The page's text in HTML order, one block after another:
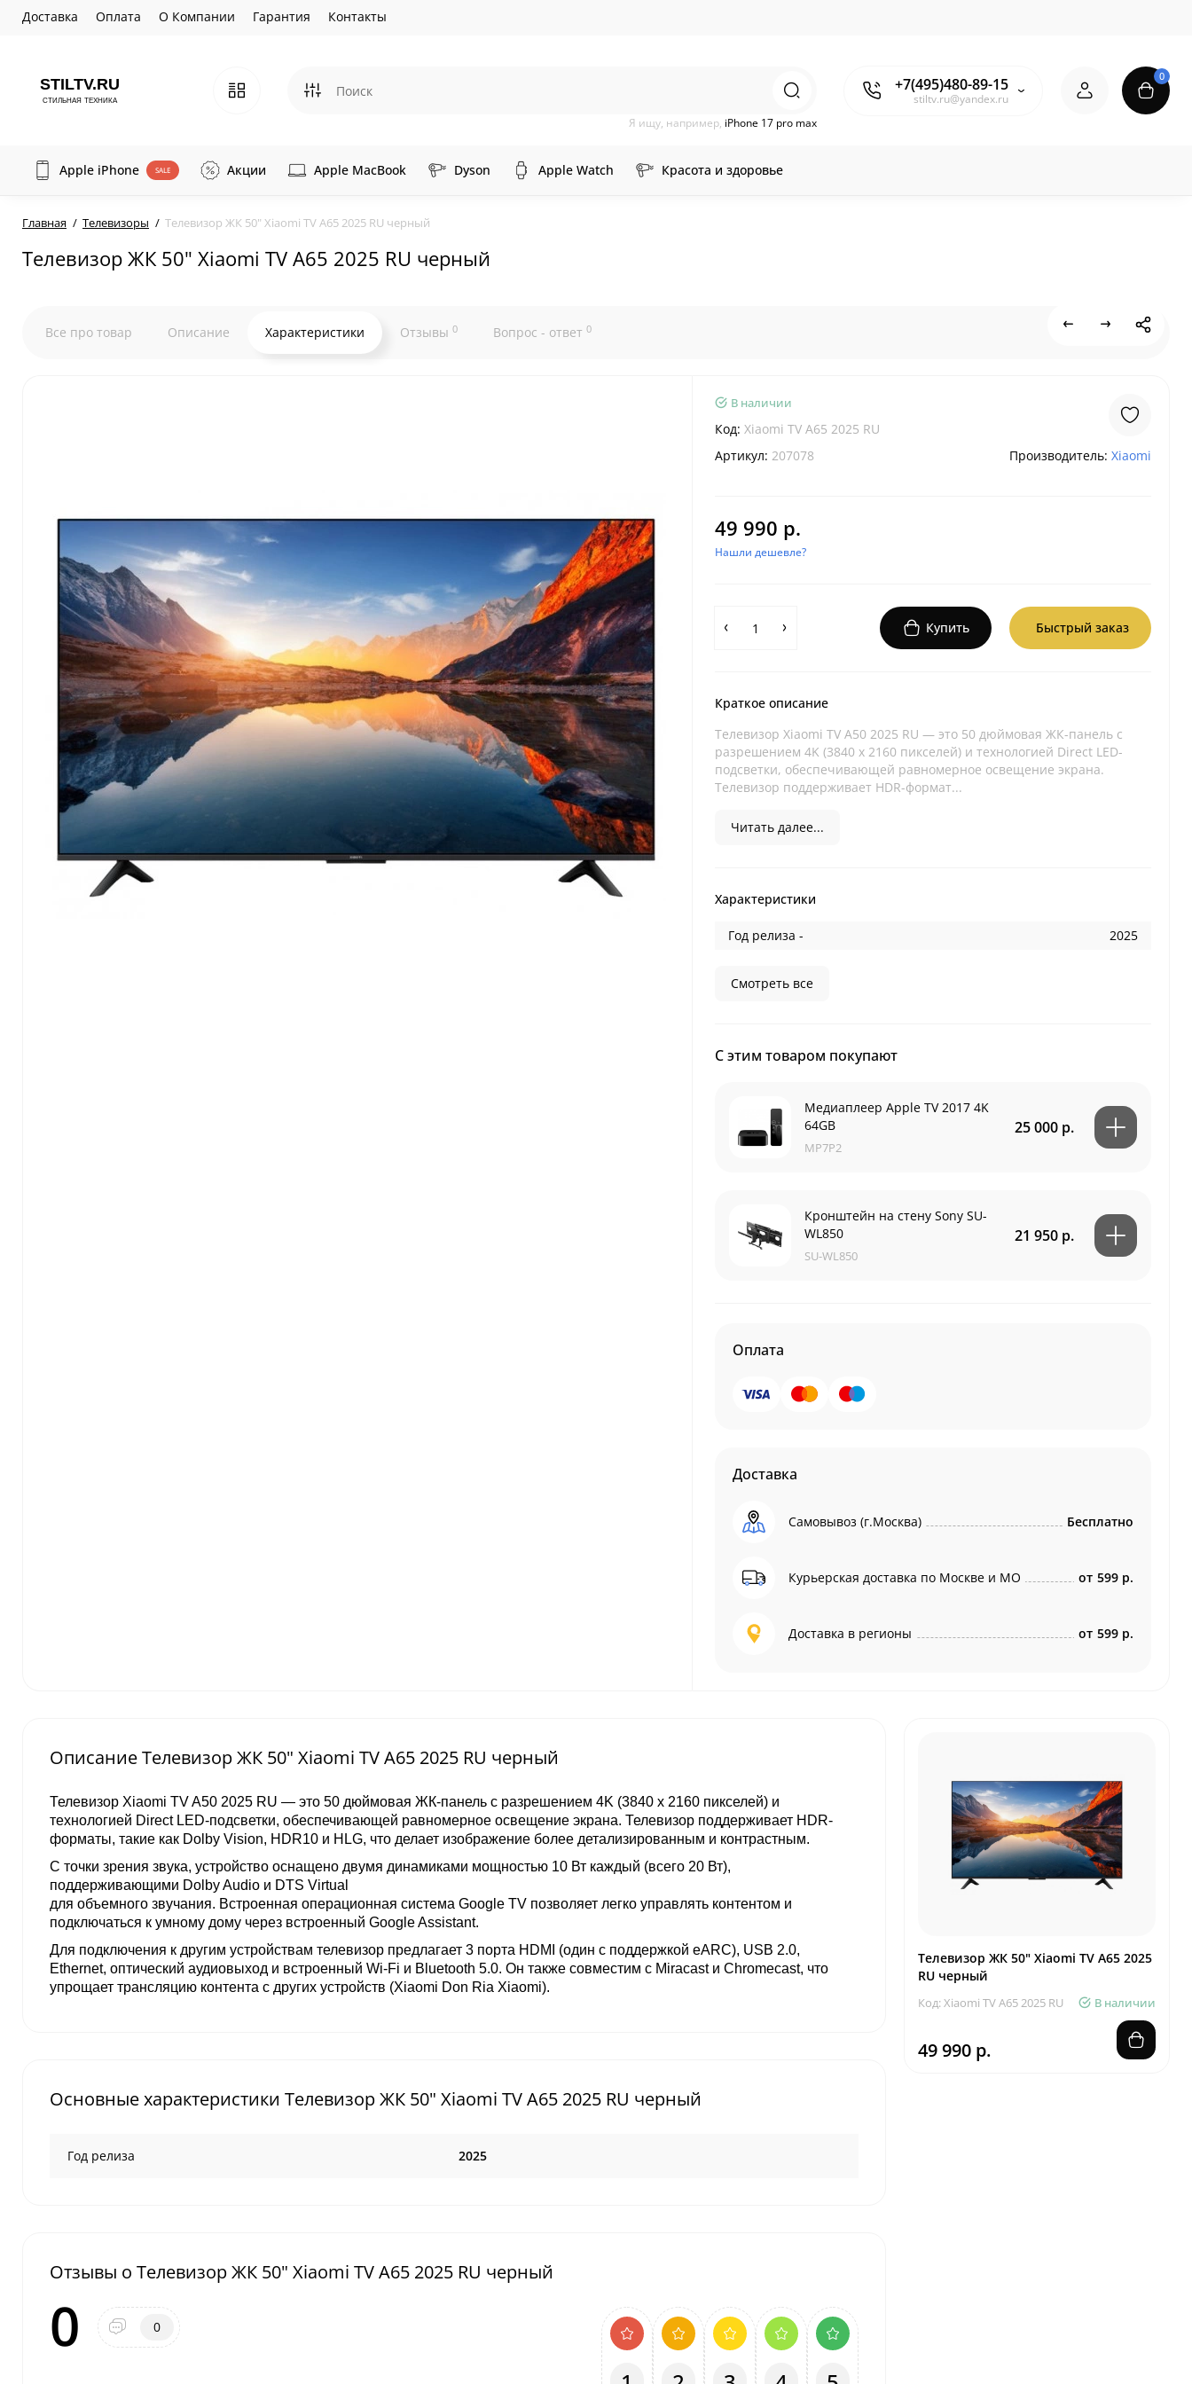
Доставка Оплата О Компании Гарантия Контакты
+7(495)480-89-15
stiltv.ru@yandex.ru
Я ищу, например, iPhone 17 pro max
0
Apple iPhone SALE Акции Apple MacBook Dyson Apple Watch Красота и здоровье
Главная Телевизоры Телевизор ЖК 50" Xiaomi TV A65 2025 RU черный
Телевизор ЖК 50" Xiaomi TV A65 2025 RU черный
Все про товар Описание Характеристики Отзывы 0 Вопрос - ответ 0
В наличии
Код: Xiaomi TV A65 2025 RU
Артикул: 207078 Производитель: Xiaomi
49 990 р.
Нашли дешевле?
Купить Быстрый заказ
Краткое описание
Телевизор Xiaomi TV A50 2025 RU — это 50 дюймовая ЖК-панель с
разрешением 4K (3840 x 2160 пикселей) и технологией Direct LED-
подсветки, обеспечивающей равномерное освещение экрана.
Телевизор поддерживает HDR-формат...
Читать далее...
Характеристики
Год релиза - 2025
Смотреть все
С этим товаром покупают
Медиаплеер Apple TV 2017 4K
64GB
MP7P2
25 000 р.
Кронштейн на стену Sony SU-
WL850
SU-WL850
21 950 р.
Оплата
Доставка
Самовывоз (г.Москва) Бесплатно
Курьерская доставка по Москве и МО от 599 р.
Доставка в регионы от 599 р.
Описание Телевизор ЖК 50" Xiaomi TV A65 2025 RU черный
Телевизор Xiaomi TV A50 2025 RU — это 50 дюймовая ЖК-панель с разрешением 4K (3840 x 2160 пикселей) и
технологией Direct LED-подсветки, обеспечивающей равномерное освещение экрана. Телевизор поддерживает HDR-
форматы, такие как Dolby Vision, HDR10 и HLG, что делает изображение более детализированным и контрастным.
С точки зрения звука, устройство оснащено двумя динамиками мощностью 10 Вт каждый (всего 20 Вт),
поддерживающими Dolby Audio и DTS Virtual
для объемного звучания. Встроенная операционная система Google TV позволяет легко управлять контентом и
подключаться к умному дому через встроенный Google Assistant.
Для подключения к другим устройствам телевизор предлагает 3 порта HDMI (один с поддержкой eARC), USB 2.0,
Ethernet, оптический аудиовыход и встроенный Wi-Fi и Bluetooth 5.0. Он также совместим с Miracast и Chromecast, что
упрощает трансляцию контента с других устройств ​(Xiaomi Don Ria Xiaomi).
Основные характеристики Телевизор ЖК 50" Xiaomi TV A65 2025 RU черный
Год релиза 2025
Отзывы о Телевизор ЖК 50" Xiaomi TV A65 2025 RU черный
0 0
Телевизор ЖК 50" Xiaomi TV A65 2025
RU черный
Код: Xiaomi TV A65 2025 RU В наличии
49 990 р.